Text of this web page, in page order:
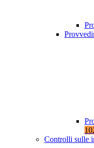
Controlli sulle